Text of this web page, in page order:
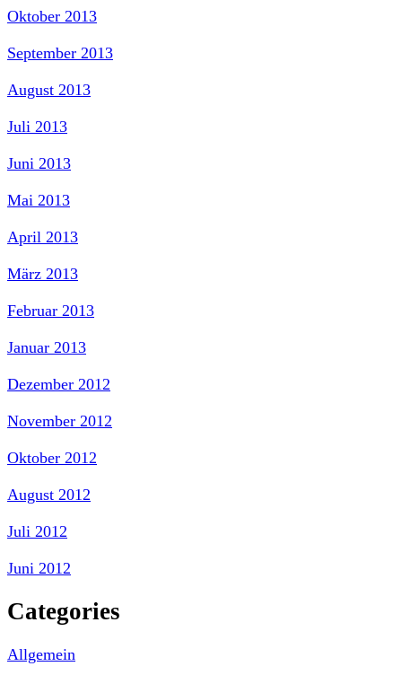
Oktober 2013
September 2013
August 2013
Juli 2013
Juni 2013
Mai 2013
April 2013
März 2013
Februar 2013
Januar 2013
Dezember 2012
November 2012
Oktober 2012
August 2012
Juli 2012
Juni 2012
Categories
Allgemein